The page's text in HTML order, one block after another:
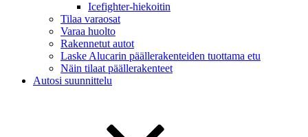
Icefighter-hiekoitin
Tilaa varaosat
Varaa huolto
Rakennetut autot
Laske Alucarin päällerakenteiden tuottama etu
Näin tilaat päällerakenteet
Autosi suunnittelu